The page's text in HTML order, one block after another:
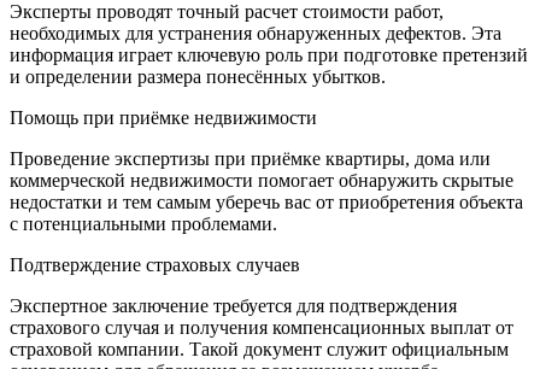
Эксперты проводят точный расчет стоимости работ,
необходимых для устранения обнаруженных дефектов. Эта
информация играет ключевую роль при подготовке претензий
и определении размера понесённых убытков.
Помощь при приёмке недвижимости
Проведение экспертизы при приёмке квартиры, дома или
коммерческой недвижимости помогает обнаружить скрытые
недостатки и тем самым уберечь вас от приобретения объекта
с потенциальными проблемами.
Подтверждение страховых случаев
Экспертное заключение требуется для подтверждения
страхового случая и получения компенсационных выплат от
страховой компании. Такой документ служит официальным